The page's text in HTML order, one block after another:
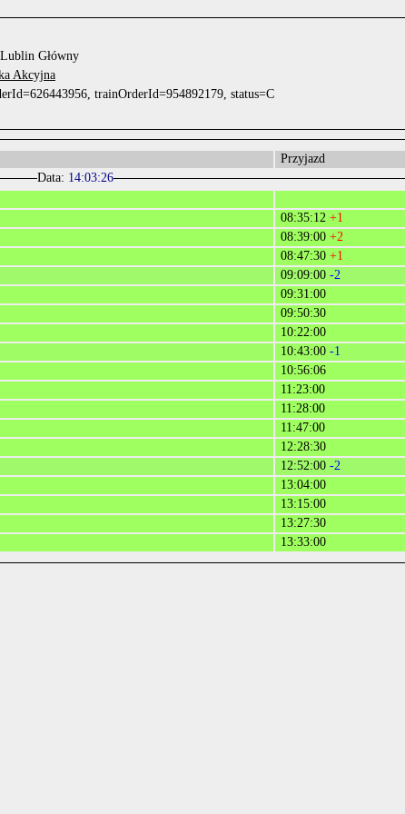
Główny
Akcyjna
trainOrderId=954892179, status=C
Przyjazd
Data: 14:03:26
08:35:12 +1
08:39:00 +2
08:47:30 +1
09:09:00 -2
09:31:00
09:50:30
10:22:00
10:43:00 -1
10:56:06
11:23:00
11:28:00
11:47:00
12:28:30
12:52:00 -2
13:04:00
13:15:00
13:27:30
13:33:00